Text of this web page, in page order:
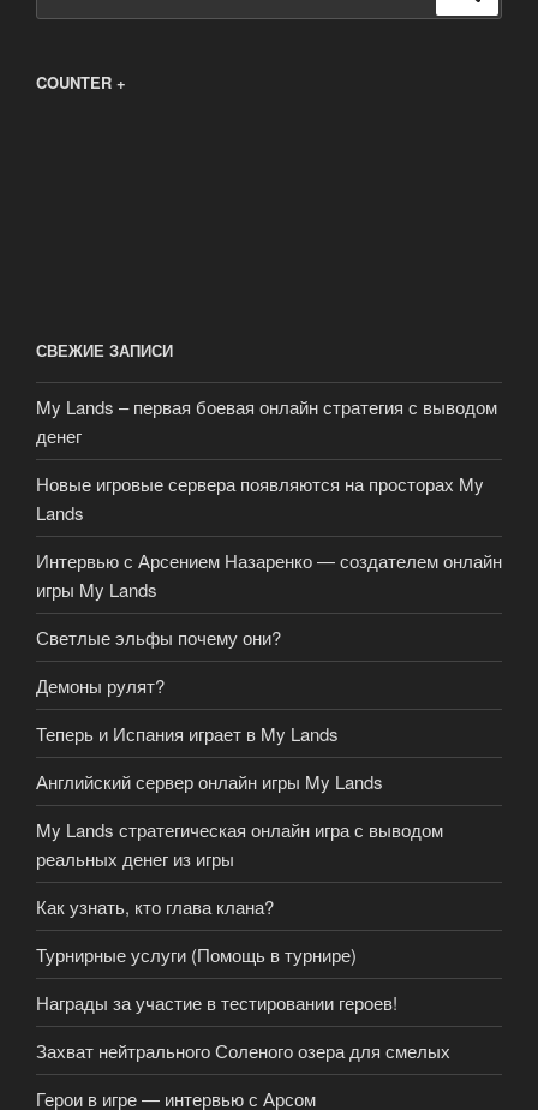
COUNTER +
СВЕЖИЕ ЗАПИСИ
My Lands – первая боевая онлайн стратегия с выводом
денег
Новые игровые сервера появляются на просторах My
Lands
Интервью с Арсением Назаренко — создателем онлайн
игры My Lands
Светлые эльфы почему они?
Демоны рулят?
Теперь и Испания играет в My Lands
Английский сервер онлайн игры My Lands
My Lands стратегическая онлайн игра с выводом
реальных денег из игры
Как узнать, кто глава клана?
Турнирные услуги (Помощь в турнире)
Награды за участие в тестировании героев!
Захват нейтрального Соленого озера для смелых
Герои в игре — интервью с Арсом